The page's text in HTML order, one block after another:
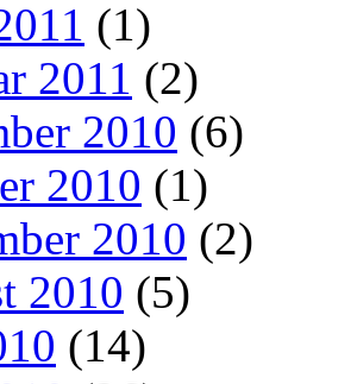
(1)
2011 (2)
2010 (6)
2010 (1)
2010 (2)
2010 (5)
(14)